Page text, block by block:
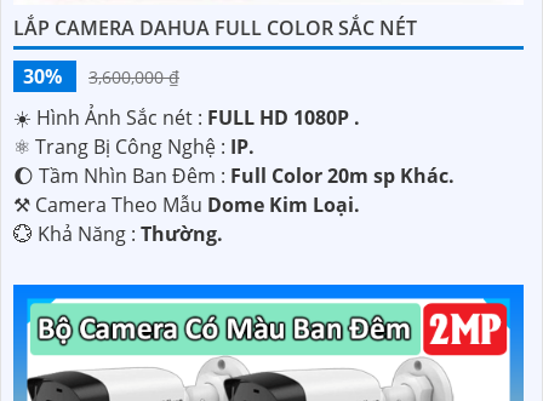
LẮP CAMERA DAHUA FULL COLOR SẮC NÉT
30%
3,600,000 ₫
☀️ Hình Ảnh Sắc nét : FULL HD 1080P .
⚛️ Trang Bị Công Nghệ : IP.
🌔 Tầm Nhìn Ban Đêm : Full Color 20m sp Khác.
⚒ Camera Theo Mẫu Dome Kim Loại.
️💮 Khả Năng : Thường.